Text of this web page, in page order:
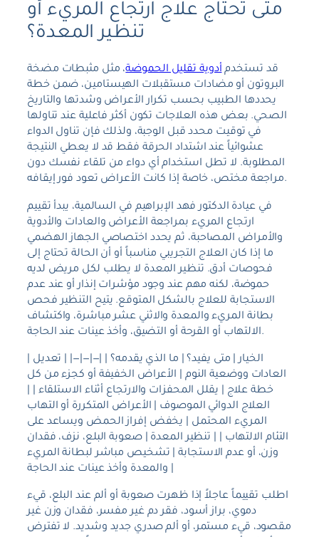
متى تحتاج علاج ارتجاع المريء أو
تنظير المعدة؟
قد تستخدمأدوية تقليل الحموضة، مثل مثبطات مضخة
البروتون أو مضادات مستقبلات الهيستامين، ضمن خطة
يحددها الطبيب بحسب تكرار الأعراض وشدتها والتاريخ
الصحي. بعض هذه العلاجات تكون أكثر فاعلية عند تناولها
في توقيت محدد قبل الوجبة، ولذلك فإن تناول الدواء
عشوائياً عند اشتداد الحرقة فقط قد لا يعطي النتيجة
المطلوبة. لا تطل استخدام أي دواء من تلقاء نفسك دون
مراجعة مختص، خاصة إذا كانت الأعراض تعود فور إيقافه.
في عيادة الدكتور فهد الإبراهيم في السالمية، يبدأ تقييم
ارتجاع المريء بمراجعة الأعراض والعادات والأدوية
والأمراض المصاحبة، ثم يحدد اختصاصي الجهاز الهضمي
ما إذا كان العلاج التجريبي مناسباً أو أن الحالة تحتاج إلى
فحوصات أدق. تنظير المعدة لا يطلب لكل مريض لديه
حموضة، لكنه مهم عند وجود مؤشرات إنذار أو عند عدم
الاستجابة للعلاج بالشكل المتوقع. يتيح التنظير فحص
بطانة المريء والمعدة والاثني عشر مباشرة، واكتشاف
الالتهاب أو القرحة أو التضيق، وأخذ عينات عند الحاجة.
العادات ووضعية النوم | الأعراض الخفيفة أو كجزء من كل
خطة علاج | يقلل المحفزات والارتجاع أثناء الاستلقاء | |
العلاج الدوائي الموصوف | الأعراض المتكررة أو التهاب
المريء المحتمل | يخفض إفراز الحمض ويساعد على
التئام الالتهاب | | تنظير المعدة | صعوبة البلع، نزف، فقدان
وزن، أو عدم الاستجابة | تشخيص مباشر لبطانة المريء
اطلب تقييماً عاجلاً إذا ظهرت صعوبة أو ألم عند البلع، قيء
دموي، براز أسود، فقر دم غير مفسر، فقدان وزن غير
مقصود، قيء مستمر، أو ألم صدري جديد وشديد. لا تفترض